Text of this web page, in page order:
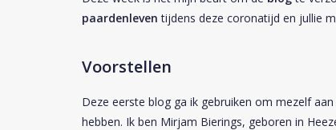
paardenleven tijdens deze coronatijd en jullie
Voorstellen
Deze eerste blog ga ik gebruiken om mezelf
hebben. Ik ben Mirjam Bierings, geboren in